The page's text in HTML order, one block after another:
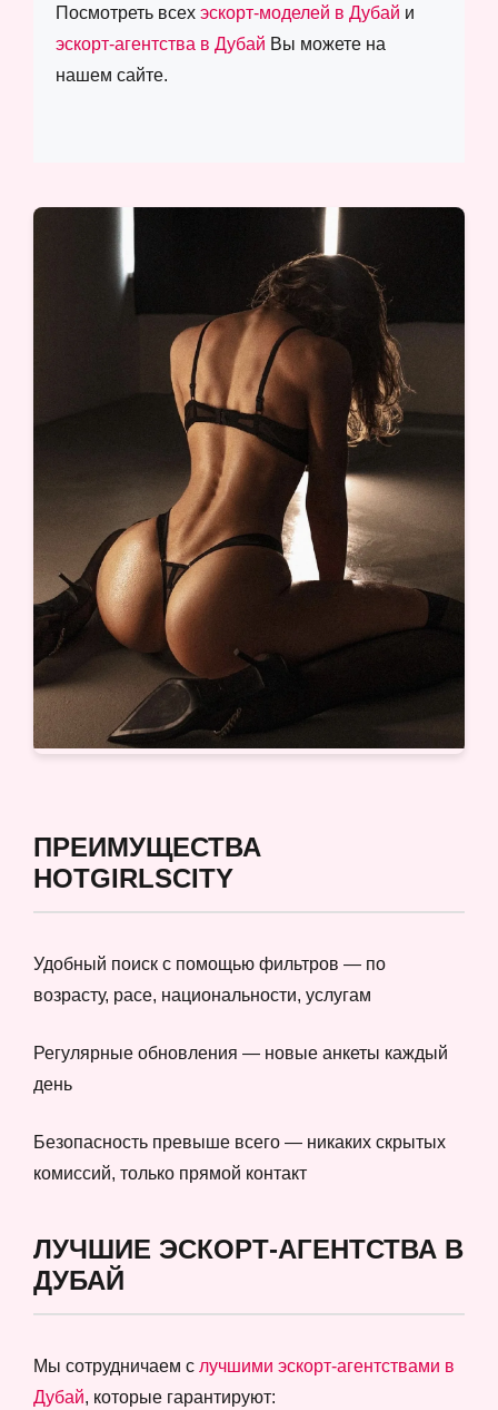
Посмотреть всех эскорт-моделей в Дубай и
эскорт-агентства в Дубай Вы можете на
нашем сайте.
ПРЕИМУЩЕСТВА
HOTGIRLSCITY
Удобный поиск с помощью фильтров — по
возрасту, расе, национальности, услугам
Регулярные обновления — новые анкеты каждый
день
Безопасность превыше всего — никаких скрытых
комиссий, только прямой контакт
ЛУЧШИЕ ЭСКОРТ-АГЕНТСТВА В
ДУБАЙ
Мы сотрудничаем с лучшими эскорт-агентствами в
Дубай, которые гарантируют: